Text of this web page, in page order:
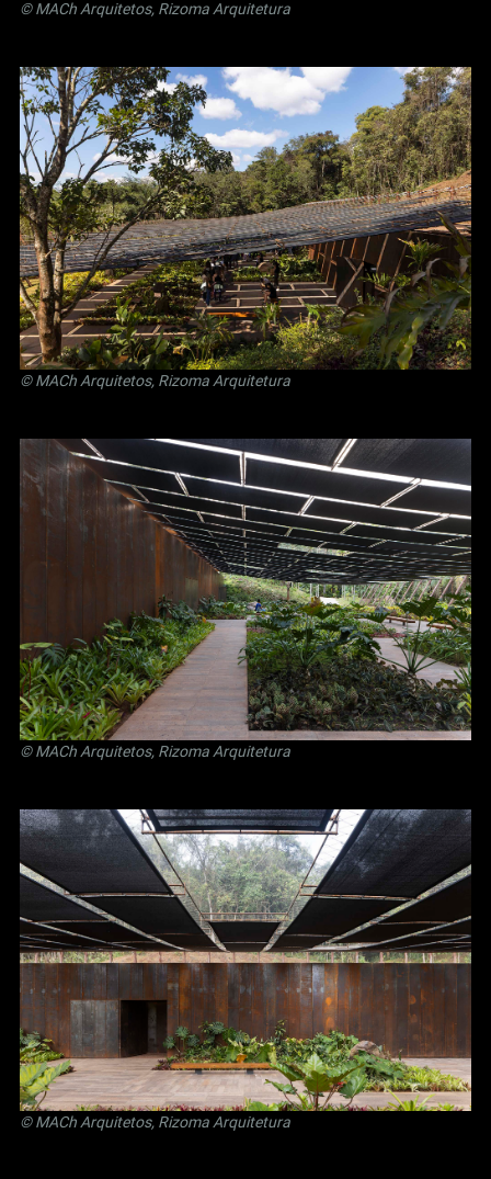
© MACh Arquitetos, Rizoma Arquitetura
© MACh Arquitetos, Rizoma Arquitetura
© MACh Arquitetos, Rizoma Arquitetura
© MACh Arquitetos, Rizoma Arquitetura